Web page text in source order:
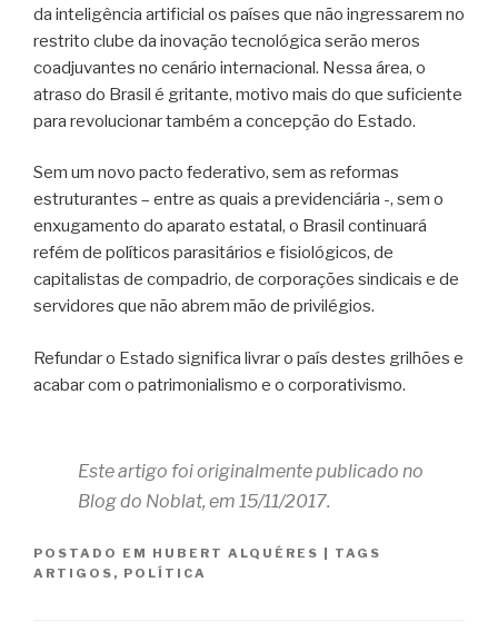
da inteligência artificial os países que não ingressarem no
restrito clube da inovação tecnológica serão meros
coadjuvantes no cenário internacional. Nessa área, o
atraso do Brasil é gritante, motivo mais do que suficiente
para revolucionar também a concepção do Estado.
Sem um novo pacto federativo, sem as reformas
estruturantes – entre as quais a previdenciária -, sem o
enxugamento do aparato estatal, o Brasil continuará
refém de políticos parasitários e fisiológicos, de
capitalistas de compadrio, de corporações sindicais e de
servidores que não abrem mão de privilégios.
Refundar o Estado significa livrar o país destes grilhões e
acabar com o patrimonialismo e o corporativismo.
Este artigo foi originalmente publicado no
Blog do Noblat, em 15/11/2017.
POSTADO EM HUBERT ALQUÉRES
TAGS
ARTIGOS , POLÍTICA